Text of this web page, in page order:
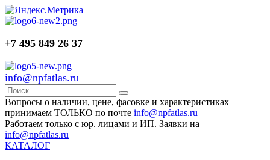
+7 495 849 26 37
info@npfatlas.ru
Вопросы о наличии, цене, фасовке и характеристиках
принимаем ТОЛЬКО по почте info@npfatlas.ru
Работаем только с юр. лицами и ИП. Заявки на
info@npfatlas.ru
КАТАЛОГ